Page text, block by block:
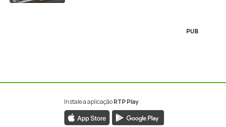
PUB
Instale a aplicaçãoRTP Play